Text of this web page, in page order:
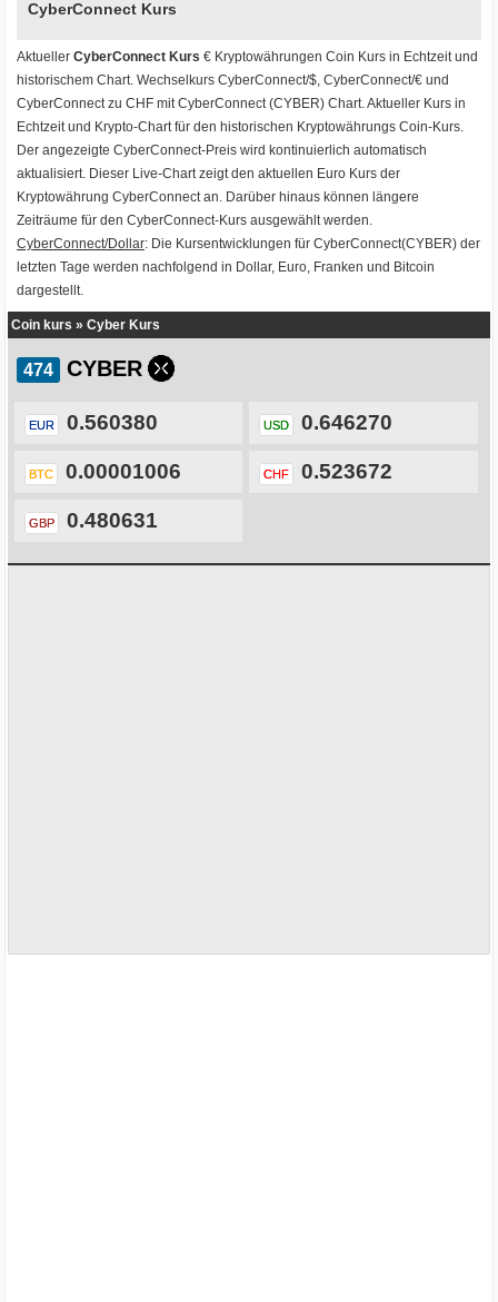
CyberConnect Kurs
Aktueller CyberConnect Kurs € Kryptowährungen Coin Kurs in Echtzeit und
historischem Chart. Wechselkurs CyberConnect/$, CyberConnect/€ und
CyberConnect zu CHF mitCyberConnect (CYBER) Chart. Aktueller Kurs in
Echtzeit und Krypto-Chart für den historischen Kryptowährungs Coin-Kurs.
Der angezeigte CyberConnect-Preis wird kontinuierlich automatisch
aktualisiert. Dieser Live-Chart zeigt den aktuellen Euro Kurs der
Kryptowährung CyberConnect an. Darüber hinaus können längere
Zeiträume für den CyberConnect-Kurs ausgewählt werden.
CyberConnect/Dollar: Die Kursentwicklungen für CyberConnect(CYBER) der
letzten Tage werden nachfolgend in Dollar, Euro, Franken und Bitcoin
dargestellt.
Coin kurs » Cyber Kurs
CYBER
EUR 0.560380 USD 0.646270
BTC 0.00001006 CHF 0.523672
GBP 0.480631